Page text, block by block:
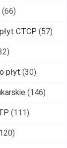
(66)
CTCP (57)
płyt (30)
(146)
(111)